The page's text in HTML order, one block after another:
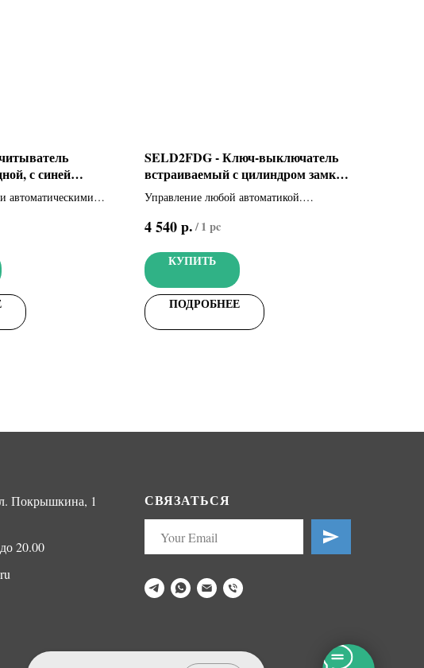
с синей
пользователей
автоматическими
для
(цвет
SELD2FDG - Ключ-выключатель
встраиваемый с цилиндром замка
DIN и синей подсветкой (806SL-
0060)
Управление любой автоматикой.
цилиндром замка DIN и синей подсветкой
4 540р./1 pc
КУПИТЬ
ПОДРОБНЕЕ
Покрышкина, 1
20.00
СВЯЗАТЬСЯ